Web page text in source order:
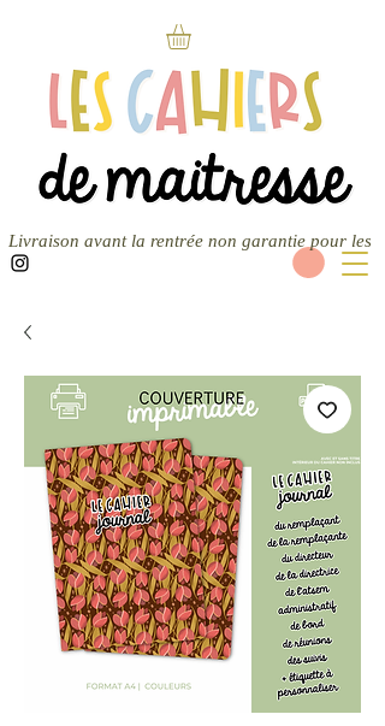
Livraison avant la rentrée non garantie pour les